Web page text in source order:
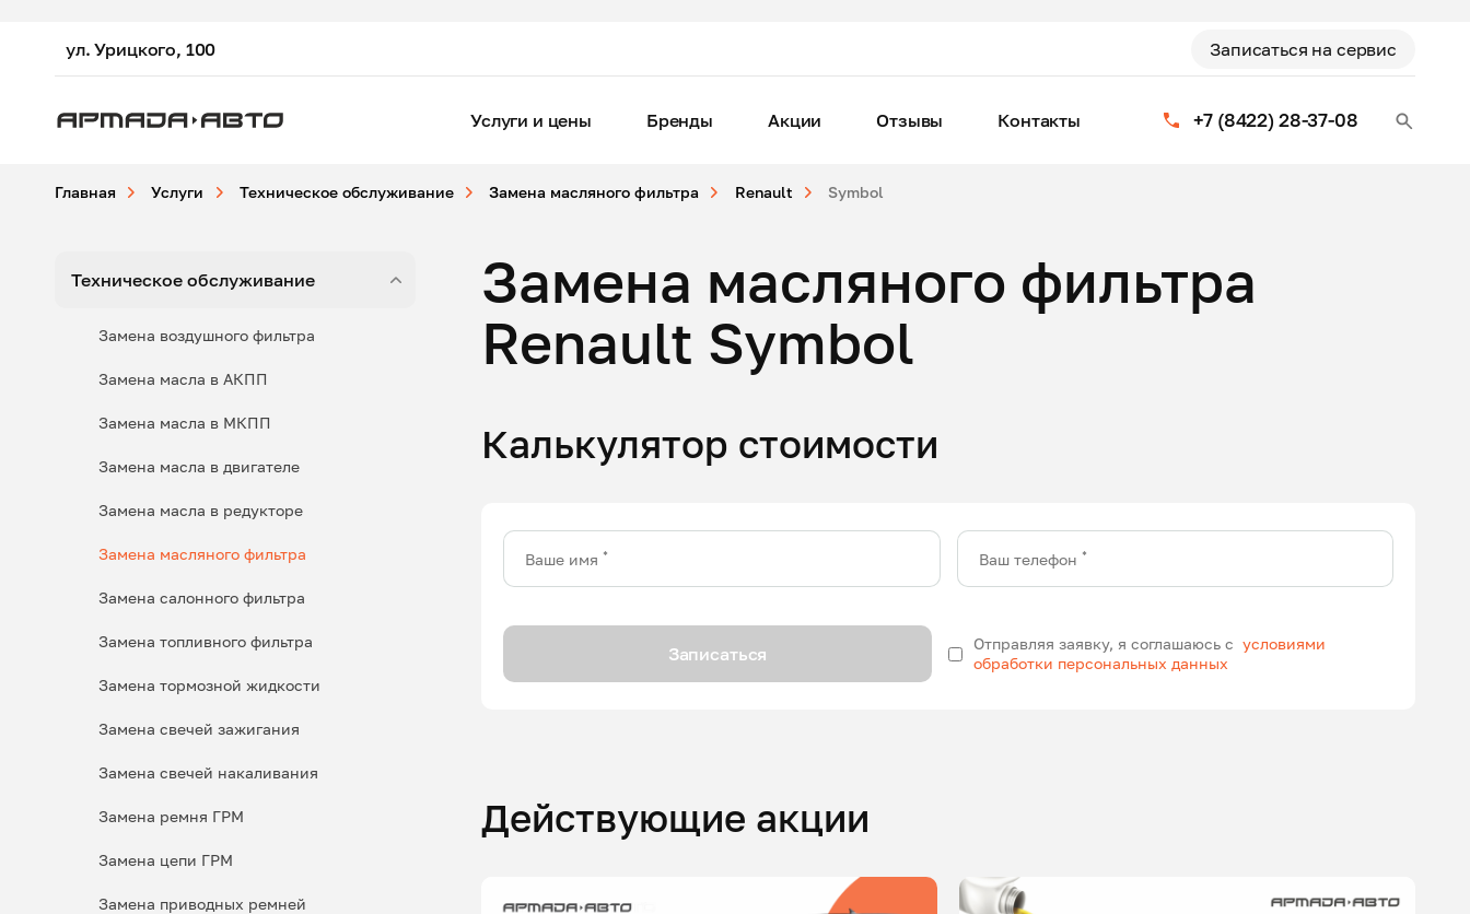
ул. Урицкого, 100 Записаться на сервис
+7 (8422) 28-37-08
Услуги и цены Бренды Акции Отзывы Контакты
Главная Услуги Техническое обслуживание Замена масляного фильтра Renault Symbol
Техническое обслуживание
Замена воздушного фильтра
Замена масла в АКПП
Замена масла в МКПП
Замена масла в двигателе
Замена масла в редукторе
Замена масляного фильтра
Замена салонного фильтра
Замена топливного фильтра
Замена тормозной жидкости
Замена свечей зажигания
Замена свечей накаливания
Замена ремня ГРМ
Замена цепи ГРМ
Замена приводных ремней
Замена масляного фильтра
Renault Symbol
Калькулятор стоимости
Ваше имя * Ваш телефон *
Записаться Отправляя заявку, я соглашаюсь с условиями
обработки персональных данных
Действующие акции